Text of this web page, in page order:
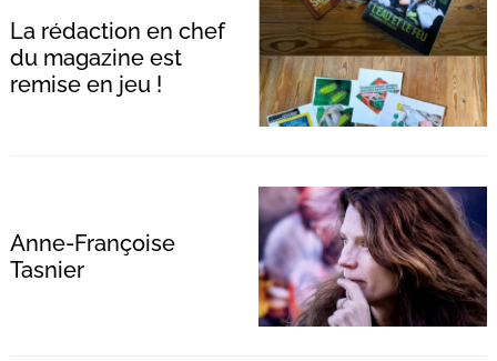
La rédaction en chef
du magazine est
remise en jeu !
Anne-Françoise
Tasnier